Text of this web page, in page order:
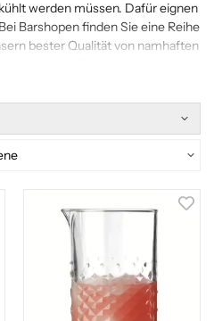
werden müssen. Dafür eignen
Barshopen finden Sie eine Reihe
bester Qualität von namhaften